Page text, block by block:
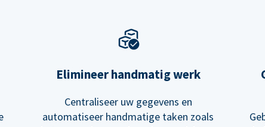
Elimineer handmatig werk
Centraliseer uw gegevens en
automatiseer handmatige taken zoals